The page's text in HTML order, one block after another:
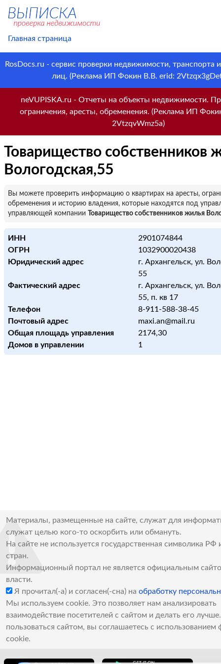
Главная страница
RosDocs.ru - сервис проверки недвижимости, транспорта
лиц. (Реклама ИП Фокин В.В. erid:
neVUPISKA.ru - Отчеты на объекты недвижимости.
ограничения, аресты, обременения. (Реклама ИП
2VtzqvWmz5a)
Товарищество собственников
Вологодская,55
Вы можете проверить информацию о квартирах на аресты,
обременения и историю владения, которые находятся под
управляющей компании
Товарищество собственников жилья
ИНН
2901074844
ОГРН
1032900020438
Юридический адрес
г. Архангельск, ул.
55
Фактический адрес
г. Архангельск, ул.
55, п. кв 17
Телефон
8-911-588-38-45
Почтовый адрес
maxi.an@mail.ru
Общая площадь управления
2174,30
Домов в управлении
1
Материалы, размещенные на сайте, служат для
служат целью кого-то оскорбить или обмануть.
На сайте не используется государственная символика РФ
стран.
Информационный портал не является официальным
власти.
Я прочитал(-а) и согласен(-сна) на обработку
Мы используем cookie. Это позволяет нам анализировать
взаимодействие посетителей с сайтом и делать его
пользоваться сайтом, вы соглашаетесь с использованием
cookie.